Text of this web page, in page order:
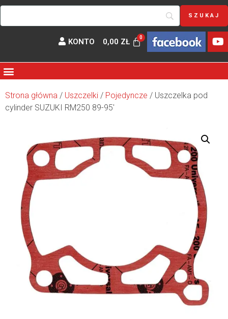
KONTO 0,00 ZŁ
Strona główna / Uszczelki / Pojedyncze / Uszczelka pod
cylinder SUZUKI RM250 89-95′